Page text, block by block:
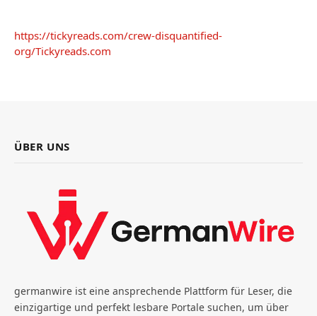
https://tickyreads.com/crew-disquantified-
org/Tickyreads.com
ÜBER UNS
germanwire ist eine ansprechende Plattform für Leser, die
einzigartige und perfekt lesbare Portale suchen, um über